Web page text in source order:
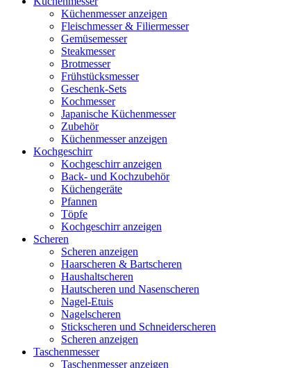
Küchenmesser anzeigen
Fleischmesser & Filiermesser
Gemüsemesser
Steakmesser
Brotmesser
Frühstücksmesser
Geschenk-Sets
Kochmesser
Japanische Küchenmesser
Zubehör
Küchenmesser anzeigen
Kochgeschirr
Kochgeschirr anzeigen
Back- und Kochzubehör
Küchengeräte
Pfannen
Töpfe
Kochgeschirr anzeigen
Scheren
Scheren anzeigen
Haarscheren & Bartscheren
Haushaltscheren
Hautscheren und Nasenscheren
Nagel-Etuis
Nagelscheren
Stickscheren und Schneiderscheren
Scheren anzeigen
Taschenmesser
Taschenmesser anzeigen